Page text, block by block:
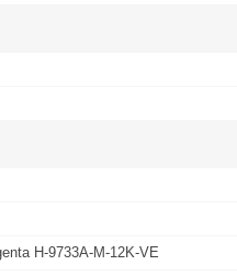
H-9733A-M-12K-VE